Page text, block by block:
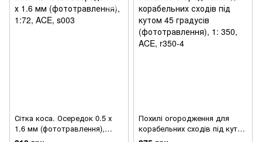
Сітка коса. Осередок 0.5 х
1.6 мм (фототравлення),
1:72, ACE, s003
Похилі огородження для
корабельних сходів під кутом
45 градусів (фототравлення),